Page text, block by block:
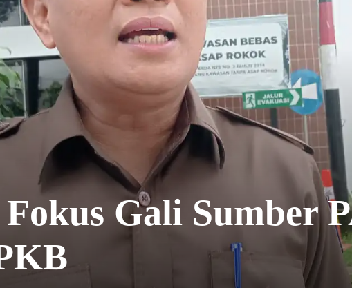
Gali Sumber